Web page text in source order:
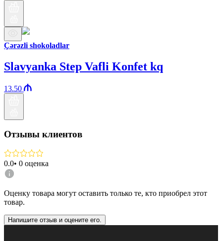
Çərəzli shokoladlar
Slavyanka Step Vafli Konfet kq
13.50
Отзывы клиентов
0.0• 0 оценка
Оценку товара могут оставить только те, кто приобрел этот
товар.
Напишите отзыв и оцените его.